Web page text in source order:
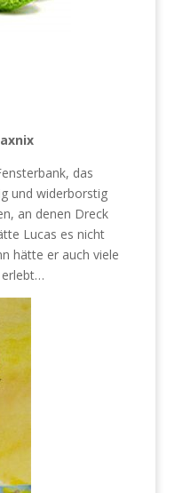
das
und widerborstig
an denen Dreck
Lucas es nicht
hätte er auch viele
erlebt…